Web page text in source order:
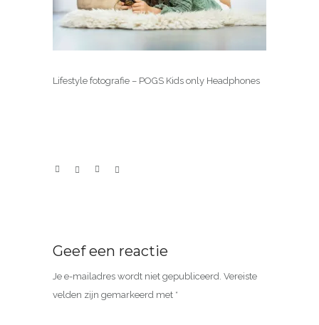
Lifestyle fotografie – POGS Kids only Headphones
Geef een reactie
Je e-mailadres wordt niet gepubliceerd. Vereiste
velden zijn gemarkeerd met *